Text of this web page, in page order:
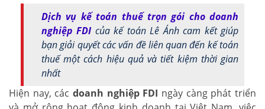
Dịch vụ kế toán thuế trọn gói cho doanh
nghiệp FDIcủa kế toán Lê Ánh cam kết giúp
bạn giải quyết các vấn đề liên quan đến kế toán
thuế một cách hiệu quả và tiết kiệm thời gian
nhất
Hiện nay, các doanh nghiệp FDI ngày càng phát triển